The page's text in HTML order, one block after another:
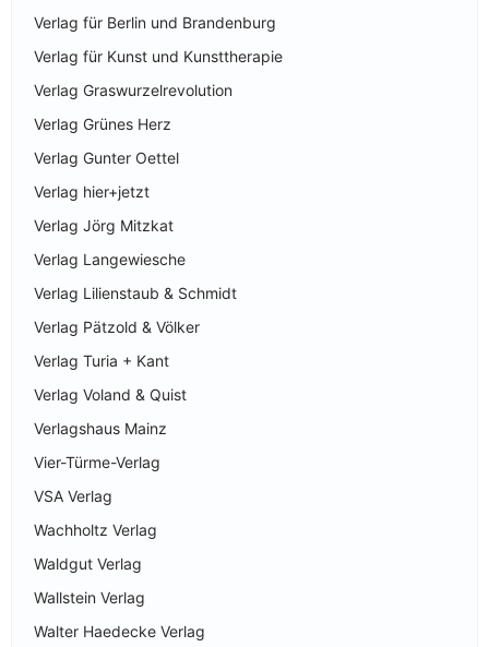
Verlag für Berlin und Brandenburg
Verlag für Kunst und Kunsttherapie
Verlag Graswurzelrevolution
Verlag Grünes Herz
Verlag Gunter Oettel
Verlag hier+jetzt
Verlag Jörg Mitzkat
Verlag Langewiesche
Verlag Lilienstaub & Schmidt
Verlag Pätzold & Völker
Verlag Turia + Kant
Verlag Voland & Quist
Verlagshaus Mainz
Vier-Türme-Verlag
VSA Verlag
Wachholtz Verlag
Waldgut Verlag
Wallstein Verlag
Walter Haedecke Verlag